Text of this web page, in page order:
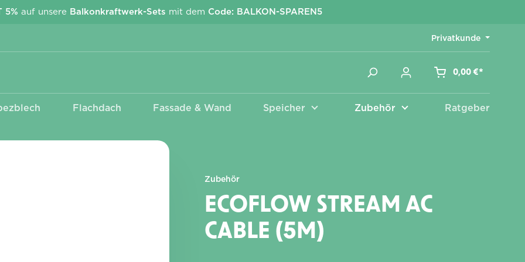
5% auf unsere Balkonkraftwerk-Sets mit dem Code: BALKON-SPAREN5
Privatkunde
0,00 €*
Flachdach Fassade & Wand Speicher Zubehör Ratgeber
Kabel & Stecker
Zubehör
ECOFLOW STREAM AC
CABLE (5M)